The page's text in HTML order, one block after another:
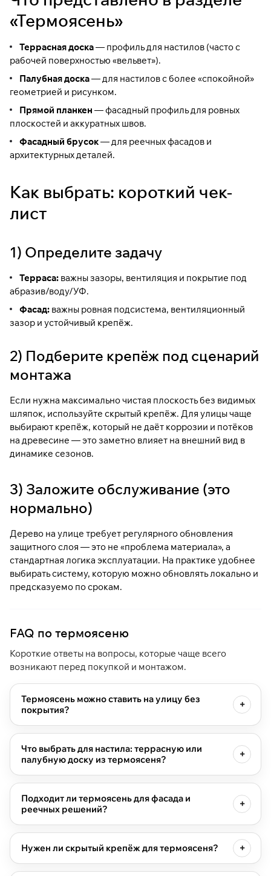
«Термоясень»
Террасная доска— профиль для настилов (часто с
рабочей поверхностью «вельвет»).
Палубная доска— для настилов с более «спокойной»
геометрией и рисунком.
Прямой планкен — фасадный профиль для ровных
плоскостей и аккуратных швов.
Фасадный брусок— для реечных фасадов и
архитектурных деталей.
Как выбрать: короткий чек-
лист
1) Определите задачу
Терраса: важны зазоры, вентиляция и покрытие под
абразив/воду/УФ.
Фасад: важны ровная подсистема, вентиляционный
зазор и устойчивый крепёж.
2) Подберите крепёж под сценарий
монтажа
Если нужна максимально чистая плоскость без видимых
шляпок, используйте скрытый крепёж. Для улицы чаще
выбирают крепёж, который не даёт коррозии и потёков
на древесине — это заметно влияет на внешний вид в
динамике сезонов.
3) Заложите обслуживание (это
нормально)
Дерево на улице требует регулярного обновления
защитного слоя — это не «проблема материала», а
стандартная логика эксплуатации. На практике удобнее
выбирать систему, которую можно обновлять локально и
предсказуемо по срокам.
FAQ по термоясеню
Короткие ответы на вопросы, которые чаще всего
возникают перед покупкой и монтажом.
Термоясень можно ставить на улицу без
покрытия?
Что выбрать для настила: террасную или
палубную доску из термоясеня?
Подходит ли термоясень для фасада и
реечных решений?
Нужен ли скрытый крепёж для термоясеня?